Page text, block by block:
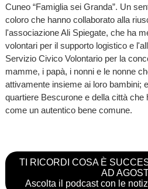
Cuneo “Famiglia sei Granda”. Un
coloro che hanno collaborato alla
l'associazione Ali Spiegate, che ha
volontari per il supporto logistico e
Servizio Civico Volontario per la
mamme, i papà, i nonni e le nonne
attivamente insieme ai loro bambini;
quartiere Bescurone e della città
come un autentico bene comune.
TI RICORDI COSA È
AD
Ascolta il podcast con le